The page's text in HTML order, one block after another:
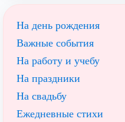
На день рождения
Важные события
На работу и учебу
На праздники
На свадьбу
Ежедневные стихи